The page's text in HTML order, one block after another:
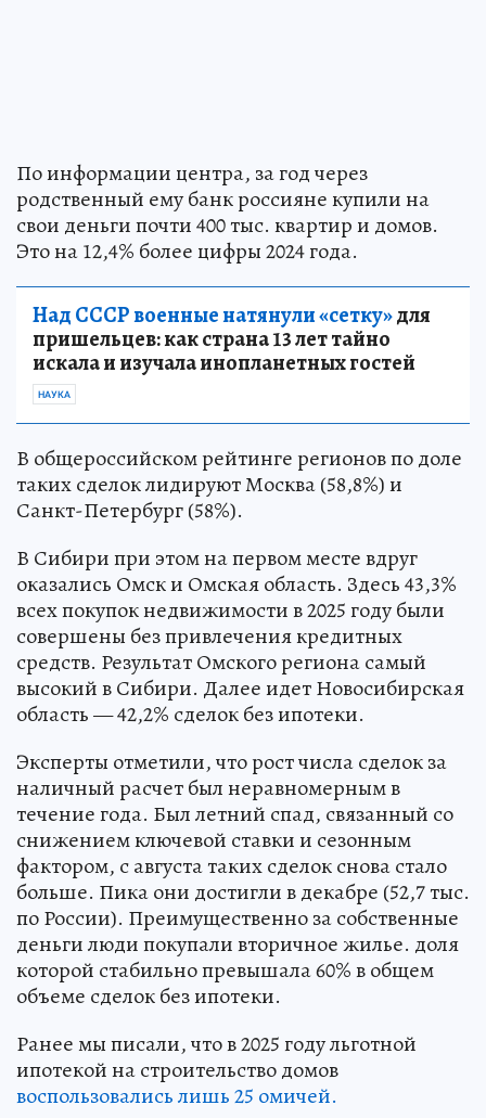
По информации центра, за год через
родственный ему банк россияне купили на
свои деньги почти 400 тыс. квартир и домов.
Это на 12,4% более цифры 2024 года.
Над СССР военные натянули «сетку»для
пришельцев: как страна 13 лет тайно
искала и изучала инопланетных гостей
НАУКА
В общероссийском рейтинге регионов по доле
таких сделок лидируют Москва (58,8%) и
Санкт-Петербург (58%).
В Сибири при этом на первом месте вдруг
оказались Омск и Омская область. Здесь 43,3%
всех покупок недвижимости в 2025 году были
совершены без привлечения кредитных
средств. Результат Омского региона самый
высокий в Сибири. Далее идет Новосибирская
область — 42,2% сделок без ипотеки.
Эксперты отметили, что рост числа сделок за
наличный расчет был неравномерным в
течение года. Был летний спад, связанный со
снижением ключевой ставки и сезонным
фактором, с августа таких сделок снова стало
больше. Пика они достигли в декабре (52,7 тыс.
по России). Преимущественно за собственные
деньги люди покупали вторичное жилье. доля
которой стабильно превышала 60% в общем
объеме сделок без ипотеки.
Ранее мы писали, что в 2025 году льготной
ипотекой на строительство домов
воспользовались лишь 25 омичей.